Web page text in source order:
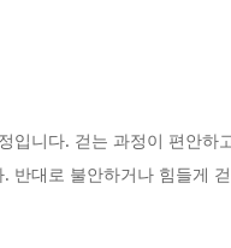
입니다. 걷는 과정이 편안하
반대로 불안하거나 힘들게